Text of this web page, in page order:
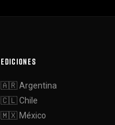
EDICIONES
🇦🇷 Argentina
🇨🇱 Chile
🇲🇽 México